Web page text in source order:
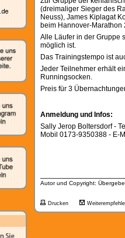
(dreimaliger Sieger des
Neuss), James Kiplagat
beim Hannover-Marathon
Alle Läufer in der Gruppe
möglich ist.
Das Trainingstempo ist
Jeder Teilnehmer erhält
Runningsocken.
Preis für 3
Anmeldung und Infos:
Sally Jerop Boltersdorf -
Mobil 0173-9350388 - E-
Autor und Copyright:
Drucken